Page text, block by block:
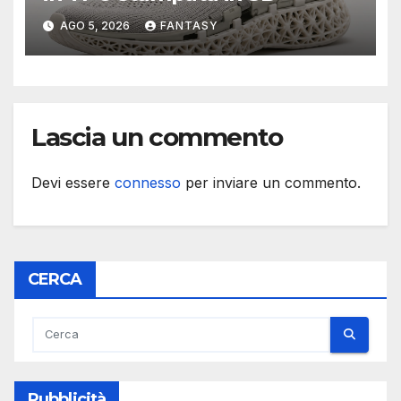
AGO 5, 2026 FANTASY
Lascia un commento
Devi essere connesso per inviare un commento.
CERCA